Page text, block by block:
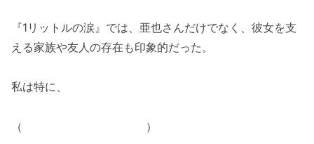
『1リットルの涙』では、亜也さんだけでなく、彼女を支
える家族や友人の存在も印象的だった。
私は特に、
（ ）